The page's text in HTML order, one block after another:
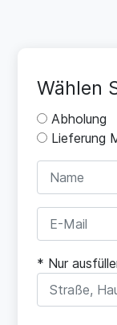
Wählen
Abholung
Lieferung
* Nur